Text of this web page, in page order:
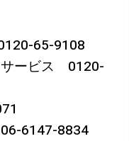
65-9108
サービス 0120-
6147-8834